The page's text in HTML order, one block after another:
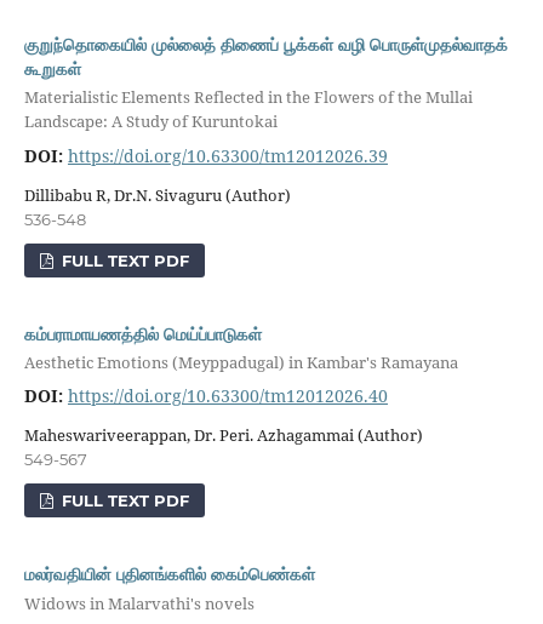
குறுந்தொகையில் முல்லைத் திணைப் பூக்கள் வழி பொருள்முதல்வாதக்
கூறுகள்
Materialistic Elements Reflected in the Flowers of the Mullai
Landscape: A Study of Kuruntokai
DOI: https://doi.org/10.63300/tm12012026.39
Dillibabu R, Dr.N. Sivaguru (Author)
536-548
FULL TEXT PDF
கம்பராமாயணத்தில் மெய்ப்பாடுகள்
Aesthetic Emotions (Meyppadugal) in Kambar's Ramayana
DOI: https://doi.org/10.63300/tm12012026.40
Maheswariveerappan, Dr. Peri. Azhagammai (Author)
549-567
FULL TEXT PDF
மலர்வதியின் புதினங்களில் கைம்பெண்கள்
Widows in Malarvathi's novels